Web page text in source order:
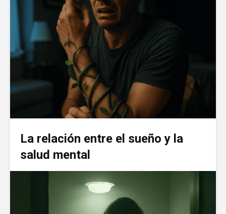
La relación entre el sueño y la
salud mental